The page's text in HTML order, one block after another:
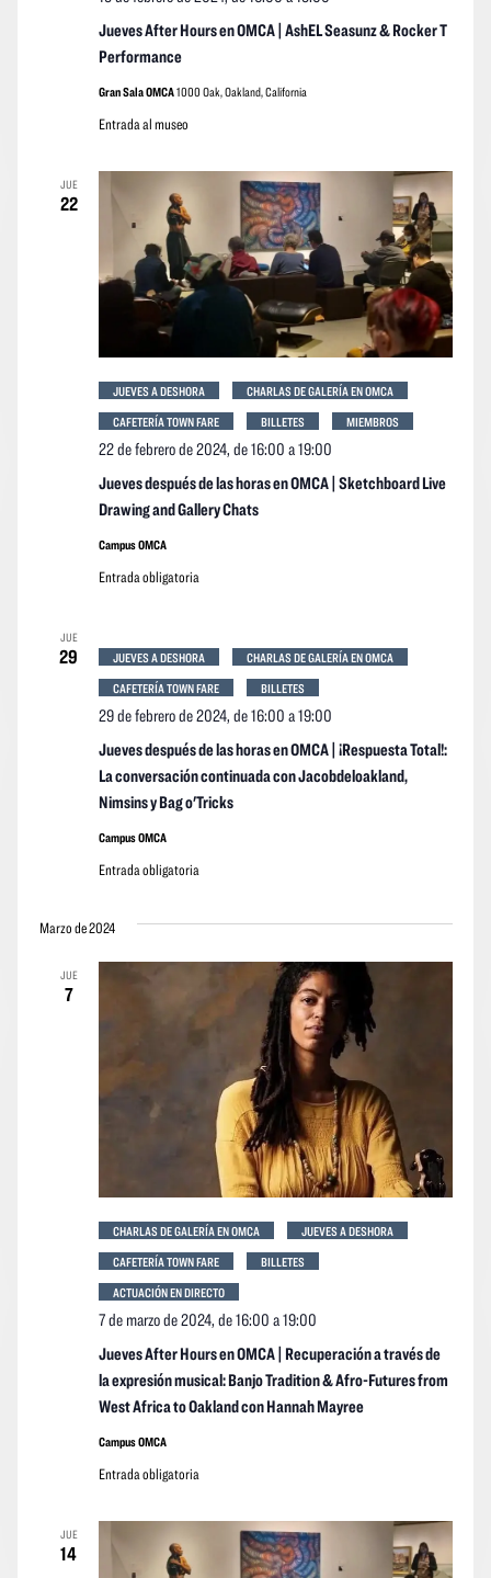
Jueves After Hours en OMCA | AshEL Seasunz & Rocker T
Performance
Gran Sala OMCA1000 Oak, Oakland, California
Entrada al museo
JUE
22
Jueves después de las horas en OMCA | Sketchboard Live
Drawing and Gallery Chats
22 de febrero de 2024, de 16:00 a19:00
JUEVES A DESHORA
CHARLAS DE GALERÍA EN OMCA
CAFETERÍA TOWN FARE
BILLETES MIEMBROS
Campus OMCA
Entrada obligatoria
JUE
29
Jueves después de las horas en OMCA | ¡Respuesta Total!:
La conversación continuada con Jacobdeloakland,
Nimsins y Bag o'Tricks
29 de febrero de 2024, de 16:00 a19:00
JUEVES A DESHORA
CHARLAS DE GALERÍA EN OMCA
CAFETERÍA TOWN FARE
BILLETES
Campus OMCA
Entrada obligatoria
Marzo de 2024
JUE
7
Jueves After Hours en OMCA | Recuperación a través de
la expresión musical: Banjo Tradition & Afro-Futures from
West Africa to Oakland con Hannah Mayree
7 de marzo de 2024, de 16:00 a19:00
CHARLAS DE GALERÍA EN OMCA
JUEVES A DESHORA
CAFETERÍA TOWN FARE
BILLETES
ACTUACIÓN EN DIRECTO
Campus OMCA
Entrada obligatoria
JUE
14